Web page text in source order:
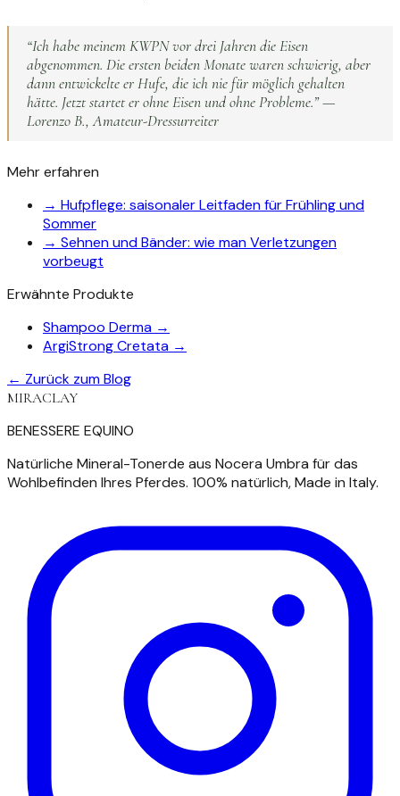
“Ich habe meinem KWPN vor drei Jahren die Eisen
abgenommen. Die ersten beiden Monate waren schwierig, aber
dann entwickelte er Hufe, die ich nie für möglich gehalten
hätte. Jetzt startet er ohne Eisen und ohne Probleme.” —
Lorenzo B., Amateur-Dressurreiter
Mehr erfahren
→ Hufpflege: saisonaler Leitfaden für Frühling und
Sommer
→ Sehnen und Bänder: wie man Verletzungen
vorbeugt
Erwähnte Produkte
Shampoo Derma →
ArgiStrong Cretata →
← Zurück zum Blog
MIRACLAY
BENESSERE EQUINO
Natürliche Mineral-Tonerde aus Nocera Umbra für das
Wohlbefinden Ihres Pferdes. 100% natürlich, Made in Italy.